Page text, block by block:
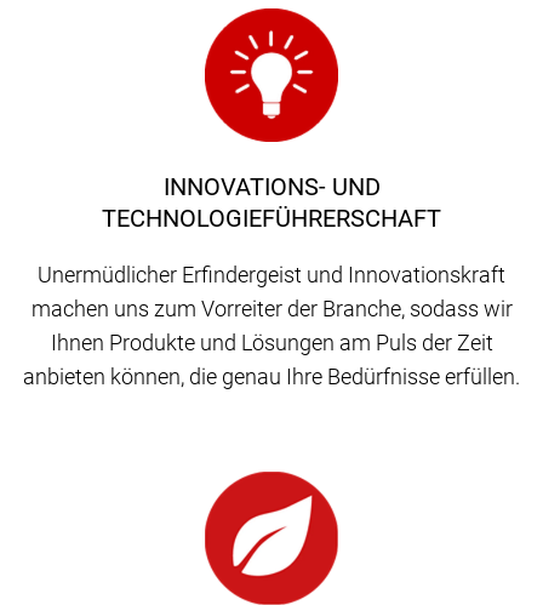
INNOVATIONS- UND
TECHNOLOGIEFÜHRERSCHAFT
Unermüdlicher Erfindergeist und Innovationskraft
machen uns zum Vorreiter der Branche, sodass wir
Ihnen Produkte und Lösungen am Puls der Zeit
anbieten können, die genau Ihre Bedürfnisse erfüllen.